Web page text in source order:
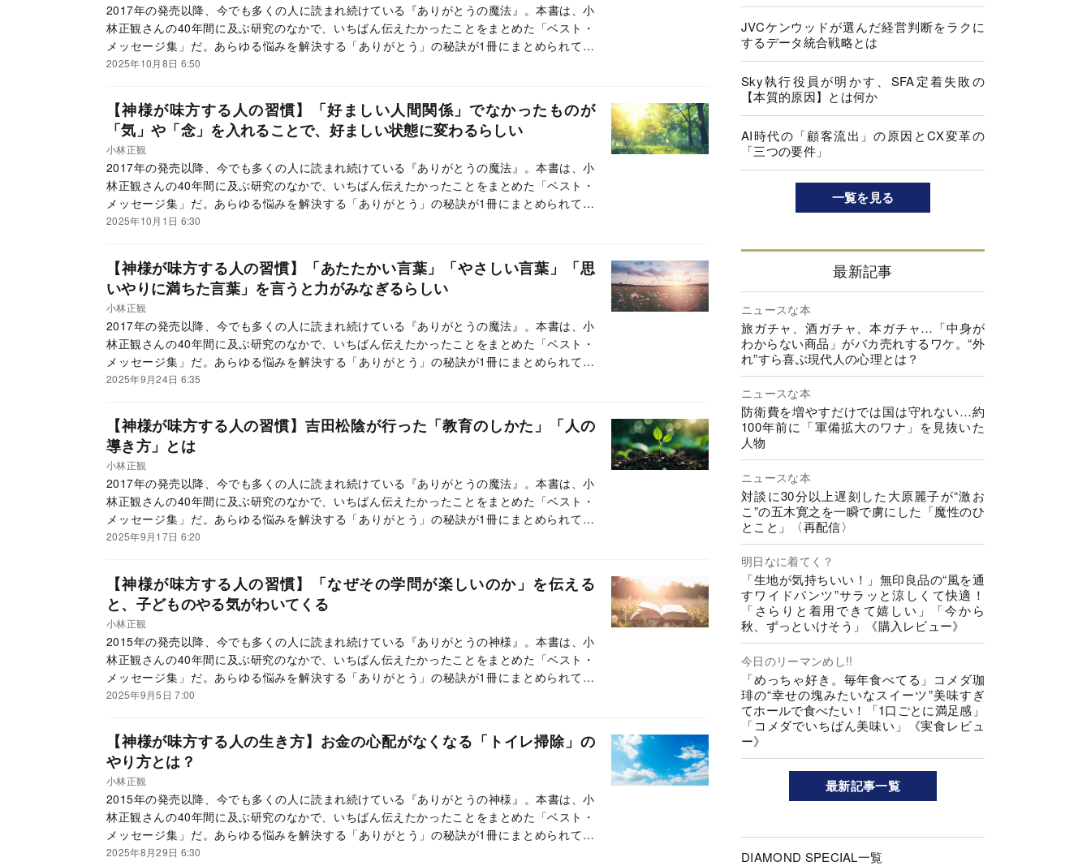
2017年の発売以降、今でも多くの人に読まれ続けている『ありがとうの魔法』。本書は、小
林正観さんの40年間に及ぶ研究のなかで、いちばん伝えたかったことをまとめた「ベスト・
メッセージ集」だ。あらゆる悩みを解決する「ありがとう」の秘訣が1冊にまとめられてい
て、読者からの大きな反響を呼んでいる。この連載では、本書のエッセンスの一部をお伝えし
2025年10月8日 6:50
【神様が味方する人の習慣】「好ましい人間関係」でなかったものが
「気」や「念」を入れることで、好ましい状態に変わるらしい
小林正観
2017年の発売以降、今でも多くの人に読まれ続けている『ありがとうの魔法』。本書は、小
林正観さんの40年間に及ぶ研究のなかで、いちばん伝えたかったことをまとめた「ベスト・
メッセージ集」だ。あらゆる悩みを解決する「ありがとう」の秘訣が1冊にまとめられてい
て、読者からの大きな反響を呼んでいる。この連載では、本書のエッセンスの一部をお伝えし
2025年10月1日 6:30
【神様が味方する人の習慣】「あたたかい言葉」「やさしい言葉」「思
いやりに満ちた言葉」を言うと力がみなぎるらしい
小林正観
2017年の発売以降、今でも多くの人に読まれ続けている『ありがとうの魔法』。本書は、小
林正観さんの40年間に及ぶ研究のなかで、いちばん伝えたかったことをまとめた「ベスト・
メッセージ集」だ。あらゆる悩みを解決する「ありがとう」の秘訣が1冊にまとめられてい
て、読者からの大きな反響を呼んでいる。この連載では、本書のエッセンスの一部をお伝えし
2025年9月24日 6:35
【神様が味方する人の習慣】吉田松陰が行った「教育のしかた」「人の
導き方」とは
小林正観
2017年の発売以降、今でも多くの人に読まれ続けている『ありがとうの魔法』。本書は、小
林正観さんの40年間に及ぶ研究のなかで、いちばん伝えたかったことをまとめた「ベスト・
メッセージ集」だ。あらゆる悩みを解決する「ありがとう」の秘訣が1冊にまとめられてい
て、読者からの大きな反響を呼んでいる。この連載では、本書のエッセンスの一部をお伝えし
2025年9月17日 6:20
【神様が味方する人の習慣】「なぜその学問が楽しいのか」を伝える
と、子どものやる気がわいてくる
小林正観
2015年の発売以降、今でも多くの人に読まれ続けている『ありがとうの神様』。本書は、小
林正観さんの40年間に及ぶ研究のなかで、いちばん伝えたかったことをまとめた「ベスト・
メッセージ集」だ。あらゆる悩みを解決する「ありがとう」の秘訣が1冊にまとめられてい
て、読者からの大きな反響を呼んでいる。この連載では、本書のエッセンスの一部をお伝えし
2025年9月5日 7:00
【神様が味方する人の生き方】お金の心配がなくなる「トイレ掃除」の
やり方とは？
小林正観
2015年の発売以降、今でも多くの人に読まれ続けている『ありがとうの神様』。本書は、小
林正観さんの40年間に及ぶ研究のなかで、いちばん伝えたかったことをまとめた「ベスト・
メッセージ集」だ。あらゆる悩みを解決する「ありがとう」の秘訣が1冊にまとめられてい
て、読者からの大きな反響を呼んでいる。この連載では、本書のエッセンスの一部をお伝えし
2025年8月29日 6:30
JVCケンウッドが選んだ経営判断をラクに
するデータ統合戦略とは
Sky執行役員が明かす、SFA定着失敗の
【本質的原因】とは何か
AI時代の「顧客流出」の原因とCX変革の
「三つの要件」
一覧を見る
最新記事
ニュースな本
旅ガチャ、酒ガチャ、本ガチャ…「中身が
わからない商品」がバカ売れするワケ。“外
れ”すら喜ぶ現代人の心理とは？
ニュースな本
防衛費を増やすだけでは国は守れない…約
100年前に「軍備拡大のワナ」を見抜いた
人物
ニュースな本
対談に30分以上遅刻した大原麗子が“激お
こ”の五木寛之を一瞬で虜にした「魔性のひ
とこと」〈再配信〉
明日なに着てく？
「生地が気持ちいい！」無印良品の“風を通
すワイドパンツ”サラッと涼しくて快適！
「さらりと着用できて嬉しい」「今から
秋、ずっといけそう」《購入レビュー》
今日のリーマンめし!!
「めっちゃ好き。毎年食べてる」コメダ珈
琲の“幸せの塊みたいなスイーツ”美味すぎ
てホールで食べたい！「1口ごとに満足感」
「コメダでいちばん美味い」《実食レビュ
ー》
最新記事一覧
DIAMOND SPECIAL一覧